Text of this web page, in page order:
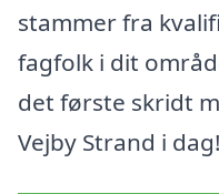
stammer fra
fagfolk i dit
det første skridt
Vejby Strand i dag!